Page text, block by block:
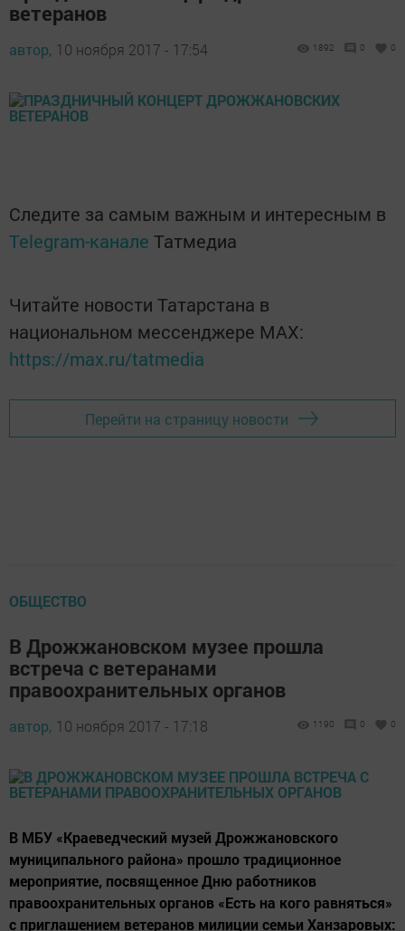
ветеранов
автор, 10 ноября 2017 - 17:54 1892 0 0
Следите за самым важным и интересным в
Telegram-канале Татмедиа
Читайте новости Татарстана в
национальном мессенджере MАХ:
https://max.ru/tatmedia
Перейти на страницу новости
ОБЩЕСТВО
В Дрожжановском музее прошла
встреча с ветеранами
правоохранительных органов
автор, 10 ноября 2017 - 17:18 1190 0 0
В МБУ «Краеведческий музей Дрожжановского
муниципального района» прошло традиционное
мероприятие, посвященное Дню работников
правоохранительных органов «Есть на кого равняться»
с приглашением ветеранов милиции семьи Ханзаровых: